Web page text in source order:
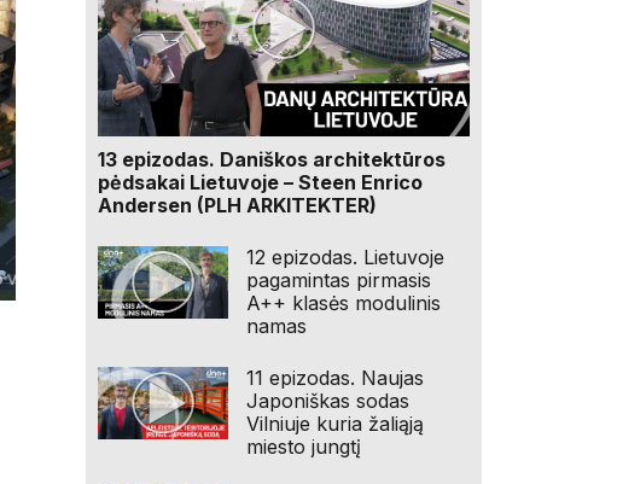
13 epizodas. Daniškos architektūros
pėdsakai Lietuvoje – Steen Enrico
Andersen (PLH ARKITEKTER)
12 epizodas. Lietuvoje
pagamintas pirmasis
A++ klasės modulinis
namas
11 epizodas. Naujas
Japoniškas sodas
Vilniuje kuria žaliąją
miesto jungtį